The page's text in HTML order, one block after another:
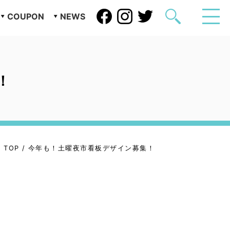
COUPON NEWS
TOP / 今年も！土曜夜市看板デザイン募集！